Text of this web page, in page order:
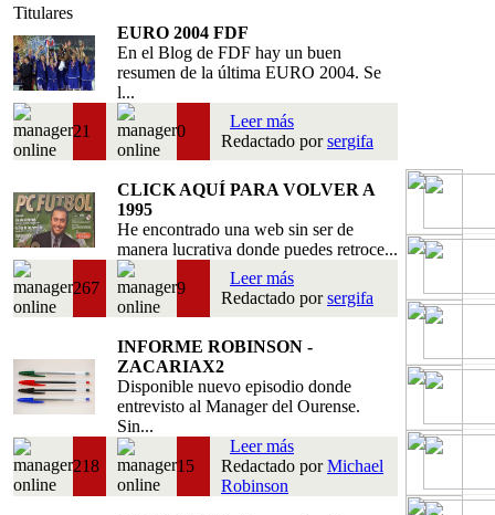
Titulares
EURO 2004 FDF
En el Blog de FDF hay un buen
resumen de la última EURO 2004. Se
l...
21 0
Leer más
Redactado porsergifa
CLICK AQUÍ PARA VOLVER A
1995
He encontrado una web sin ser de
manera lucrativa donde puedes retroce...
267 9
Leer más
Redactado porsergifa
INFORME ROBINSON -
ZACARIAX2
Disponible nuevo episodio donde
entrevisto al Manager del Ourense.
Sin...
218 15
Leer más
Redactado porMichael
Robinson